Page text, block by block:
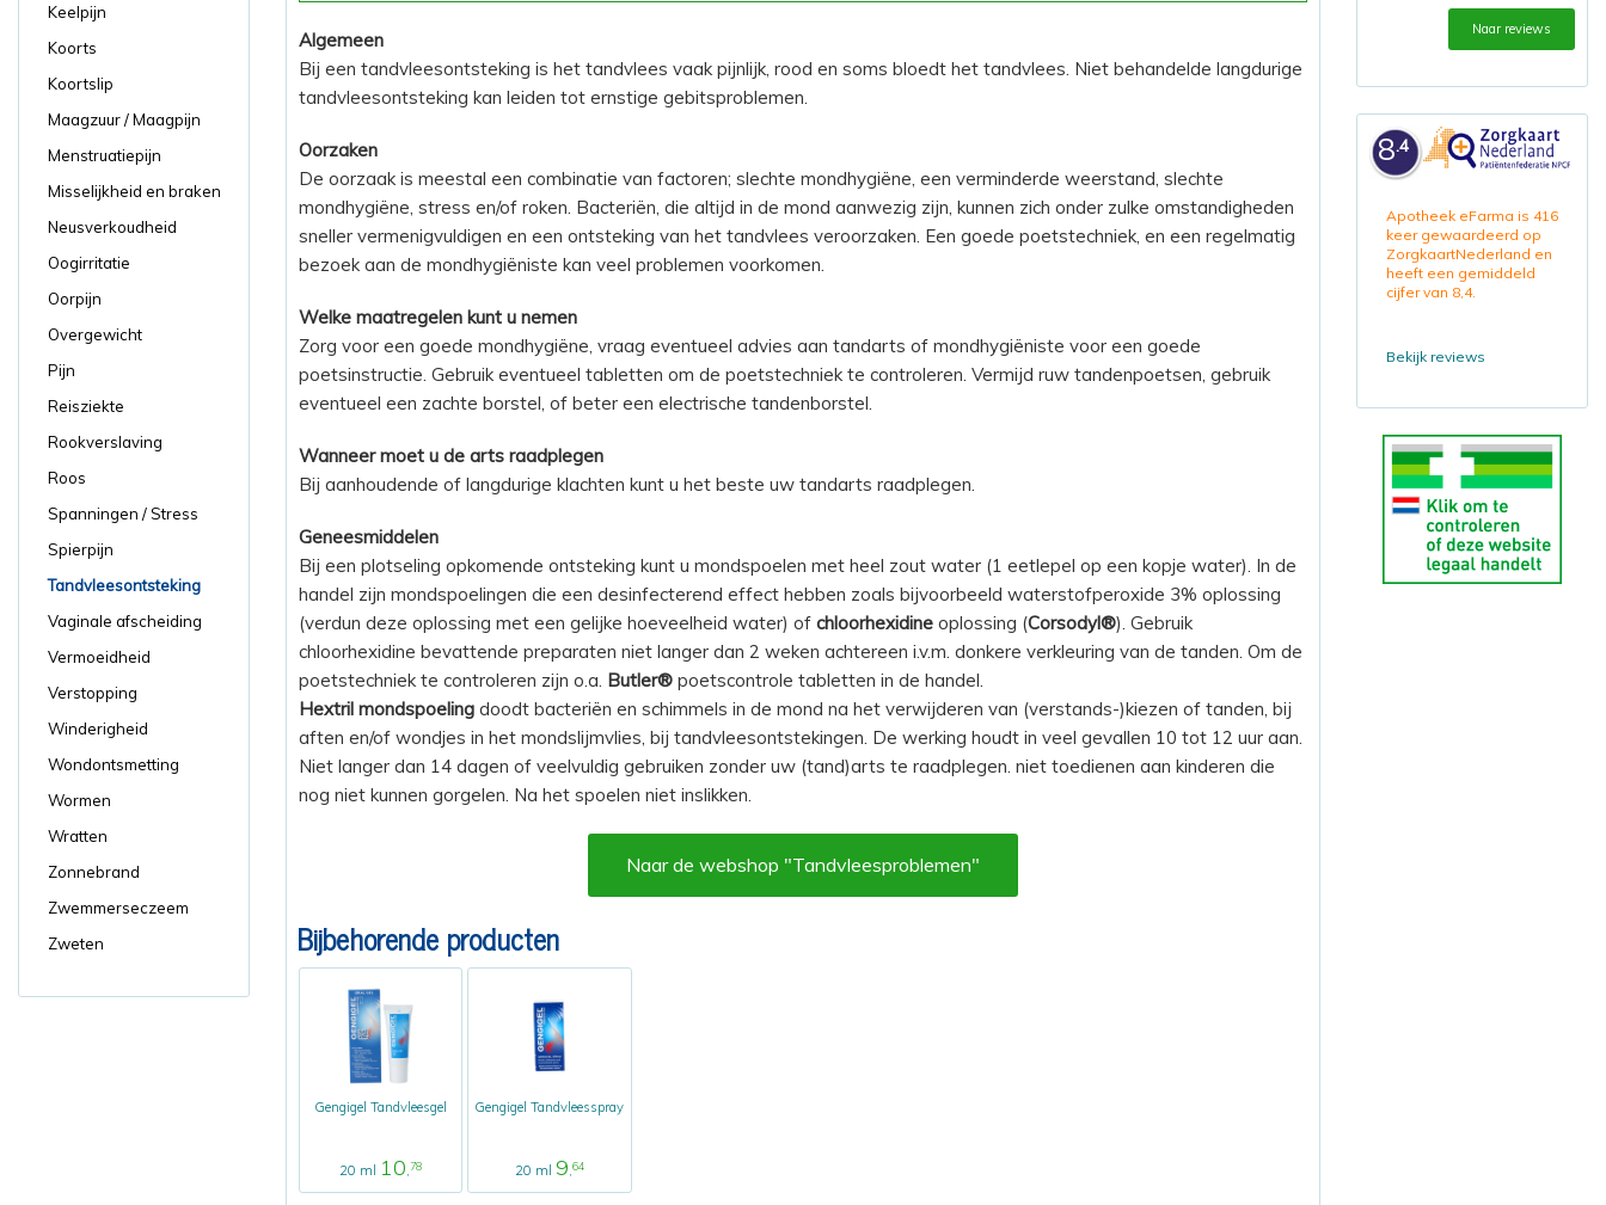
Keelpijn
Koorts
Koortslip
Maagzuur / Maagpijn
Menstruatiepijn
Misselijkheid en braken
Neusverkoudheid
Oogirritatie
Oorpijn
Overgewicht
Pijn
Reisziekte
Rookverslaving
Roos
Spanningen / Stress
Spierpijn
Tandvleesontsteking
Vaginale afscheiding
Vermoeidheid
Verstopping
Winderigheid
Wondontsmetting
Wormen
Wratten
Zonnebrand
Zwemmerseczeem
Zweten
Algemeen
Bij een tandvleesontsteking is het tandvlees vaak pijnlijk, rood en soms bloedt het tandvlees. Niet behandelde langdurige
tandvleesontsteking kan leiden tot ernstige gebitsproblemen.
Oorzaken
De oorzaak is meestal een combinatie van factoren; slechte mondhygiëne, een verminderde weerstand, slechte
mondhygiëne, stress en/of roken. Bacteriën, die altijd in de mond aanwezig zijn, kunnen zich onder zulke omstandigheden
sneller vermenigvuldigen en een ontsteking van het tandvlees veroorzaken. Een goede poetstechniek, en een regelmatig
bezoek aan de mondhygiëniste kan veel problemen voorkomen.
Welke maatregelen kunt u nemen
Zorg voor een goede mondhygiëne, vraag eventueel advies aan tandarts of mondhygiëniste voor een goede
poetsinstructie. Gebruik eventueel tabletten om de poetstechniek te controleren. Vermijd ruw tandenpoetsen, gebruik
eventueel een zachte borstel, of beter een electrische tandenborstel.
Wanneer moet u de arts raadplegen
Bij aanhoudende of langdurige klachten kunt u het beste uw tandarts raadplegen.
Geneesmiddelen
Bij een plotseling opkomende ontsteking kunt u mondspoelen met heel zout water (1 eetlepel op een kopje water). In de
handel zijn mondspoelingen die een desinfecterend effect hebben zoals bijvoorbeeld waterstofperoxide 3% oplossing
(verdun deze oplossing met een gelijke hoeveelheid water) of chloorhexidine oplossing (Corsodyl®). Gebruik
chloorhexidine bevattende preparaten niet langer dan 2 weken achtereen i.v.m. donkere verkleuring van de tanden. Om de
poetstechniek te controleren zijn o.a. Butler® poetscontrole tabletten in de handel.
Hextril mondspoeling doodt bacteriën en schimmels in de mond na het verwijderen van (verstands-)kiezen of tanden, bij
aften en/of wondjes in het mondslijmvlies, bij tandvleesontstekingen. De werking houdt in veel gevallen 10 tot 12 uur aan.
Niet langer dan 14 dagen of veelvuldig gebruiken zonder uw (tand)arts te raadplegen. niet toedienen aan kinderen die
nog niet kunnen gorgelen. Na het spoelen niet inslikken.
Naar de webshop "Tandvleesproblemen"
Bijbehorende producten
Gengigel Tandvleesgel
20 ml 10,78
Gengigel Tandvleesspray
20 ml 9,64
Naar reviews
8.4
Apotheek eFarma is 416
keer gewaardeerd op
ZorgkaartNederland en
heeft een gemiddeld
cijfer van 8,4.
Bekijk reviews